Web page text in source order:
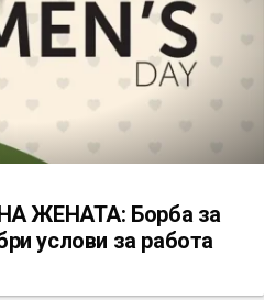
ЖЕНАТА: Борба за
услови за работа